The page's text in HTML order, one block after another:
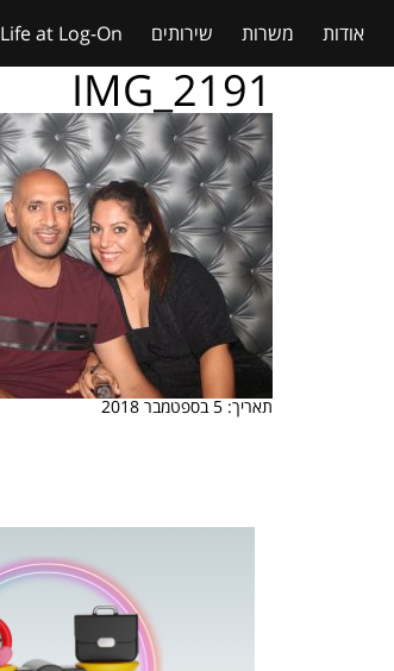
אודות משרות שירותים Life at Log-On
IMG_2191
תאריך: 5 בספטמבר 2018